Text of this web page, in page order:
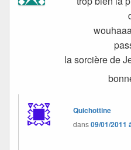
la sorcière de
Quichottine
dans09/01/2011